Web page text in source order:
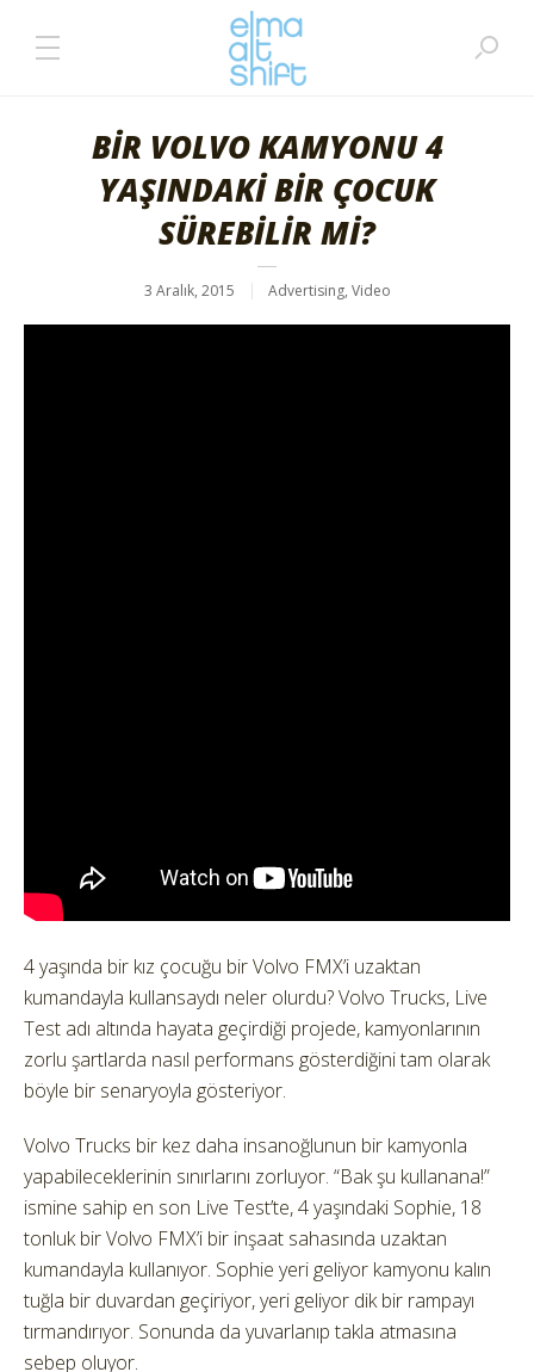
BİR VOLVO KAMYONU 4
YAŞINDAKİ BİR ÇOCUK
SÜREBİLİR Mİ?
3 Aralık, 2015 Advertising, Video
4 yaşında bir kız çocuğu bir Volvo FMX’i uzaktan
kumandayla kullansaydı neler olurdu?Volvo Trucks, Live
Test adı altında hayata geçirdiği projede, kamyonlarının
zorlu şartlarda nasıl performans gösterdiğini tam olarak
böyle bir senaryoyla gösteriyor.
Volvo Trucks bir kez daha insanoğlunun bir kamyonla
yapabileceklerinin sınırlarını zorluyor. “Bak şu kullanana!”
ismine sahip en son Live Test’te, 4 yaşındaki Sophie, 18
tonluk bir Volvo FMX’i bir inşaat sahasında uzaktan
kumandayla kullanıyor. Sophie yeri geliyor kamyonu kalın
tuğla bir duvardan geçiriyor, yeri geliyor dik bir rampayı
tırmandırıyor. Sonunda da yuvarlanıp takla atmasına
sebep oluyor.